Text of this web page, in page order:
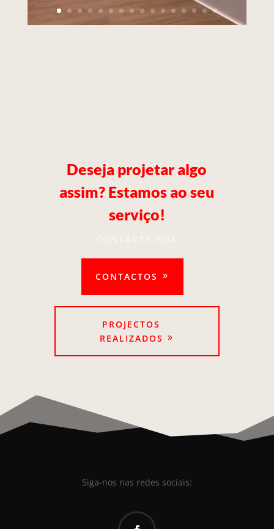
Deseja projetar algo
assim? Estamos ao seu
serviço!
CONTACTOS
PROJECTOS
REALIZADOS
Siga-nos nas redes sociais: